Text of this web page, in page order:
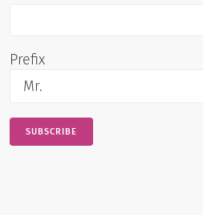
Prefix